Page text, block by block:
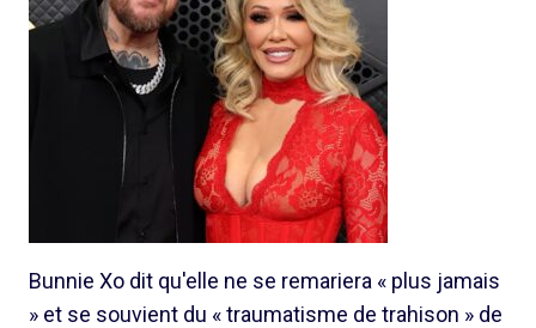
Bunnie Xo dit qu'elle ne se remariera « plus jamais
» et se souvient du « traumatisme de trahison » de